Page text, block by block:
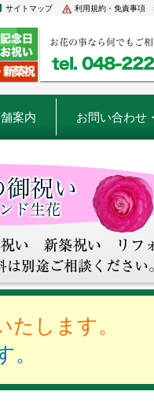
利用規約・免責事項
サイトマップ
案内 お問い合わせ
します。